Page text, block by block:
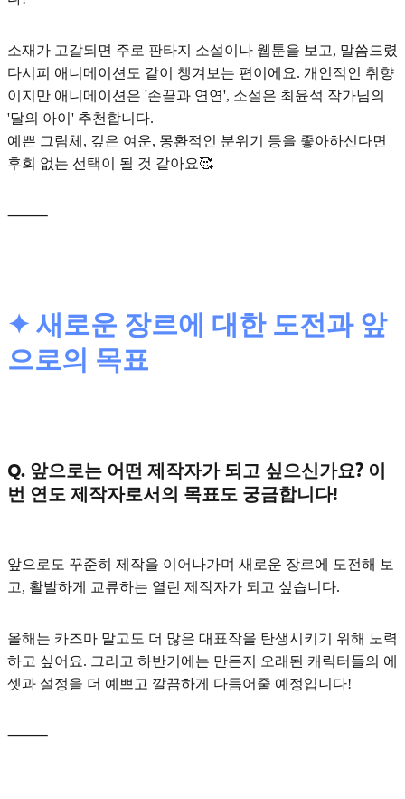
소재가 고갈되면 주로 판타지 소설이나 웹툰을 보고, 말씀드렸
다시피 애니메이션 도 같이 챙겨보는 편이에요. 개인적인 취향
이지만 애니메이션은 '손끝과 연연', 소설은 최윤석 작가님의
'달의 아이' 추천합니다.
예쁜 그림체, 깊은 여운, 몽환적인 분위기 등을 좋아하신다면
후회 없는 선택이 될 것 같아요🥰
⸻
✦ 새로운 장르에 대한 도전과 앞
으로의 목표
Q. 앞으로는 어떤 제작자가 되고 싶으신가요? 이
번 연도 제작자로서의 목표도 궁금합니다!
앞으로도 꾸준히 제작을 이어나가며 새로운 장르에 도전해 보
고, 활발하게 교류하는 열린 제작자가 되고 싶습니다.
올해는 카즈마 말고도 더 많은 대표작을 탄생시키기 위해 노력
하고 싶어요. 그리고 하반기에는 만든지 오래된 캐릭터들의 에
셋과 설정을 더 예쁘고 깔끔하게 다듬어줄 예정입니다!
⸻